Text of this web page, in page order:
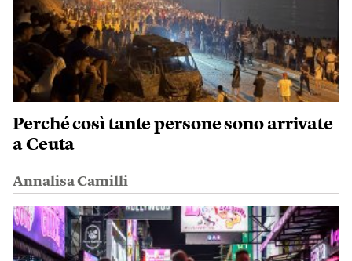
Perché così tante persone sono arrivate
a Ceuta
Annalisa Camilli